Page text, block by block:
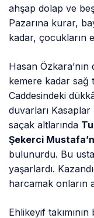
ahşap dolap ve
Pazarına kurar,
kadar, çocukların
Hasan
kemere kadar sağ
Caddesindeki
duvarları Kasaplar
saçak altlarında
Şekerci
bulunurdu. Bu
yaşarlardı.
harcamak onların
Ehlikeyif